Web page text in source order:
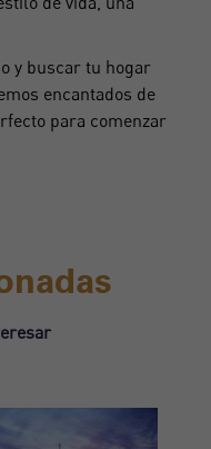
y buscar tu hogar
encantados de
para comenzar
de privacidad